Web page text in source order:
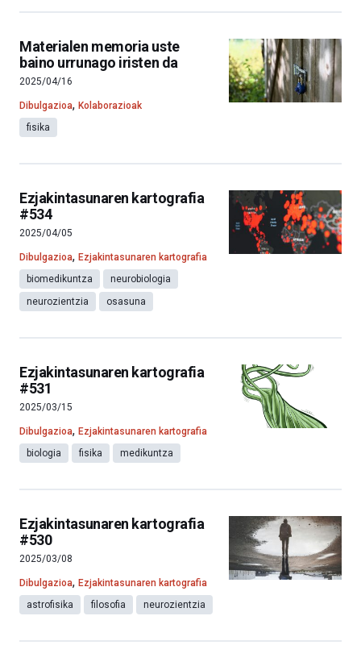
Materialen memoria uste
baino urrunago iristen da
2025/04/16
Dibulgazioa, Kolaborazioak
fisika
Ezjakintasunaren kartografia
#534
2025/04/05
Dibulgazioa, Ezjakintasunaren kartografia
biomedikuntza
neurobiologia
neurozientzia
osasuna
Ezjakintasunaren kartografia
#531
2025/03/15
Dibulgazioa, Ezjakintasunaren kartografia
biologia
fisika medikuntza
Ezjakintasunaren kartografia
#530
2025/03/08
Dibulgazioa, Ezjakintasunaren kartografia
astrofisika
filosofia neurozientzia